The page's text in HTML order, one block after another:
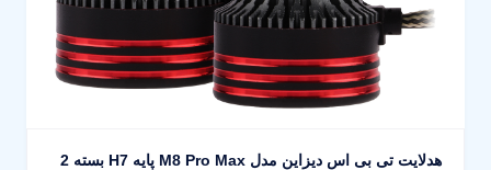
هدلایت تی بی اس دیزاین مدل M8 Pro Max پایه H7 بسته 2